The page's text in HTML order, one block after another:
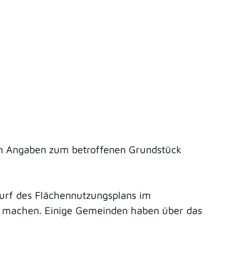
Angaben zum betroffenen Grundstück
des Flächennutzungsplans im
Einige Gemeinden haben über das